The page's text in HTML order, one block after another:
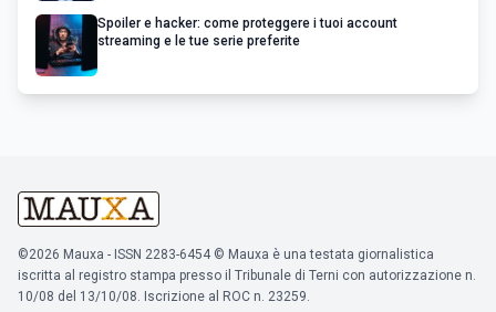
Spoiler e hacker: come proteggere i tuoi account
streaming e le tue serie preferite
©2026 Mauxa - ISSN 2283-6454 © Mauxa è una testata giornalistica
iscritta al registro stampa presso il Tribunale di Terni con autorizzazione n.
10/08 del 13/10/08. Iscrizione al ROC n. 23259.